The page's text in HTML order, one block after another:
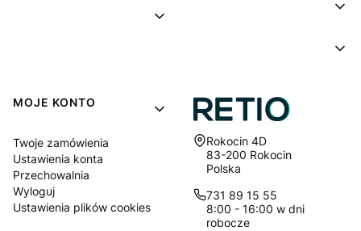
MOJE KONTO
Twoje zamówienia
Ustawienia konta
Przechowalnia
Wyloguj
Ustawienia plików cookies
Adres:
Rokocin 4D
83-200 Rokocin
Polska
731 89 15 55
8:00 - 16:00 w dni
robocze